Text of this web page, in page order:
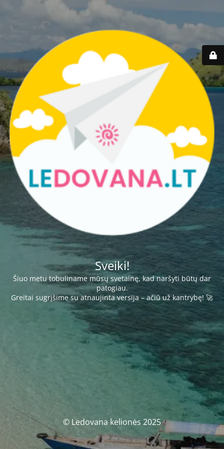
Sveiki!
Šiuo metu tobuliname mūsų svetainę, kad naršyti būtų dar
patogiau.
Greitai sugrįšime su atnaujinta versija – ačiū už kantrybę! 🚀
© Ledovana kelionės 2025